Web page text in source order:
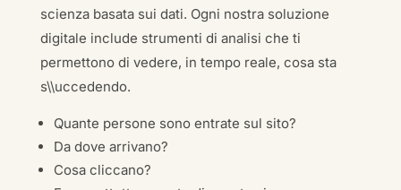
scienza basata sui dati. Ogni nostra soluzione
digitale include strumenti di analisi che ti
permettono di vedere, in tempo reale, cosa sta
s\\uccedendo.
Quante persone sono entrate sul sito?
Da dove arrivano?
Cosa cliccano?